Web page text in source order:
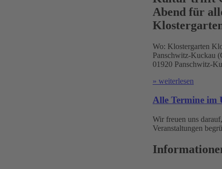
Abend für
Wo: Klostergarten
Panschwitz-Kuckau
01920 Panschwitz-
» weiterlesen
Alle Termine im
Wir freuen uns
Veranstaltungen